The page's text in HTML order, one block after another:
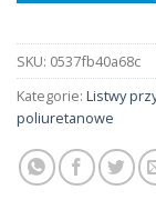
SKU: 0537fb40a68c
Kategorie: Listwy
poliuretanowe